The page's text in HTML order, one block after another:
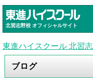
北習志野校 オフィシャルサイト
東進ハイスクール 北習
ブログ